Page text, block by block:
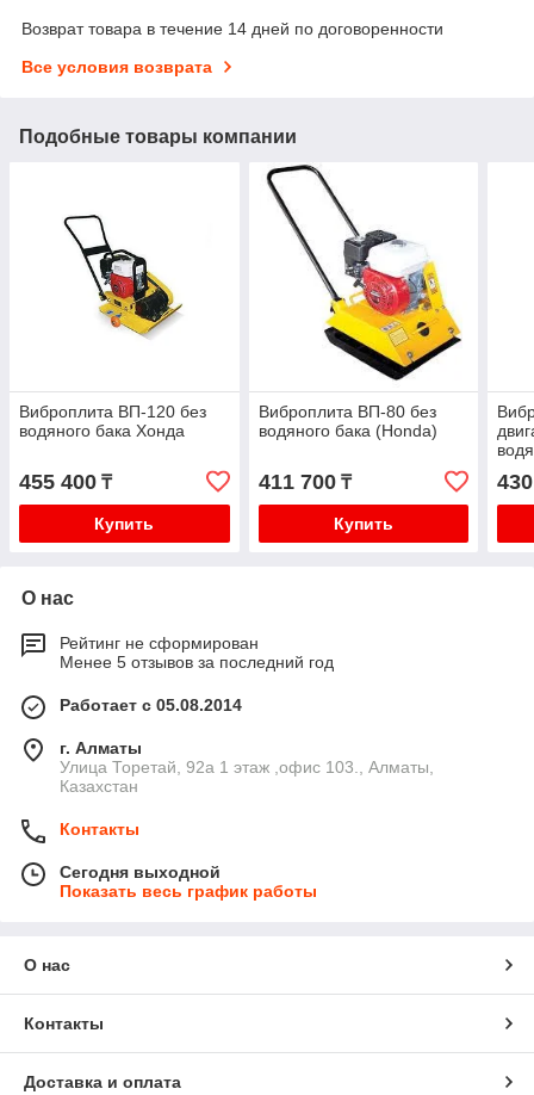
Возврат товара в течение 14 дней по договоренности
Все условия возврата
Подобные товары компании
Виброплита ВП-120 без
водяного бака Хонда
455 400 ₸
Купить
Виброплита ВП-80 без
водяного бака (Honda)
411 700₸
Купить
О нас
Рейтинг не сформирован
Менее 5 отзывов за последний год
Работает с 05.08.2014
г. Алматы
​Улица Торетай, 92а​ 1 этаж ,офис 103., Алматы,
Казахстан
Контакты
Сегодня выходной
Показать весь график работы
О нас
Контакты
Доставка и оплата